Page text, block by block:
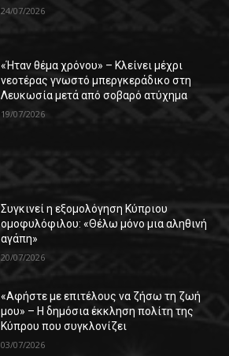
24/07/2026
«Ήταν θέμα χρόνου» – Κλείνει μέχρι
νεοτέρας γνωστό μπεργκεράδικο στη
Λευκωσία μετά από σοβαρό ατύχημα
19/07/2026
Συγκινεί η εξομολόγηση Κύπριου
ομοφυλόφιλου: «Θέλω μόνο μια αληθινή
αγάπη»
20/07/2026
«Αφήστε με επιτέλους να ζήσω τη ζωή
μου» – Η δημόσια έκκληση πολίτη της
Κύπρου που συγκλονίζει
03/07/2026